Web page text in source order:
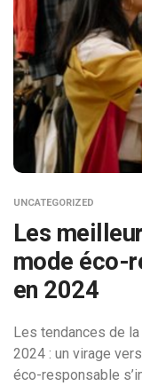
UNCATEGORIZED
Les
mode éco-
en 2024
Les tendances de
2024 : un virage
éco-responsable